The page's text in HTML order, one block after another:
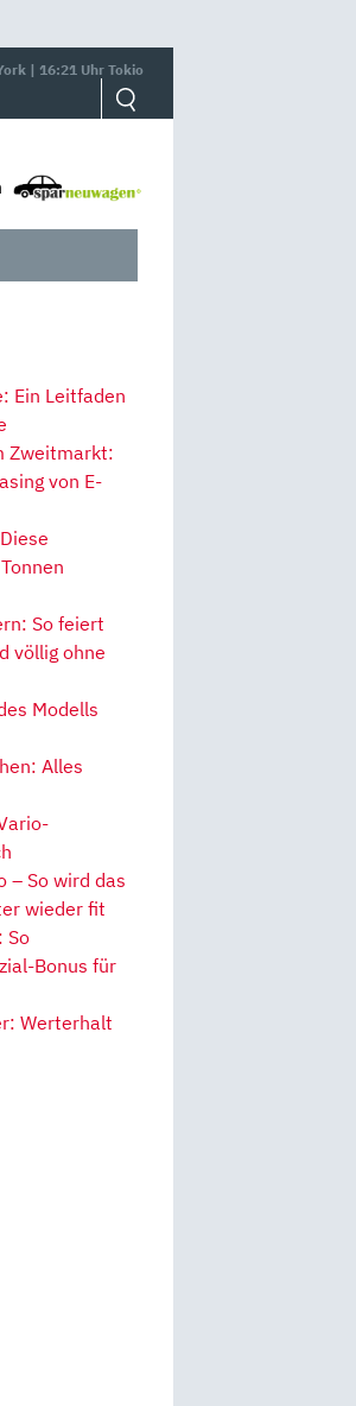
| 16:21 Uhr Tokio
Ein Leitfaden
Zweitmarkt:
von E-
So feiert
völlig ohne
Modells
Alles
– So wird das
wieder fit
So
Bonus für
Werterhalt